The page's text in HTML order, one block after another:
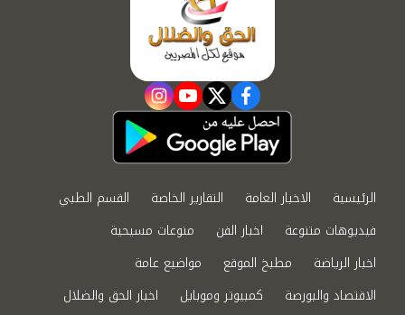
facebook
twitter
youtube
instagram
الرئيسية الاخبار العامة التقارير الخاصة
القسم الطبي
فيديوهات متنوعة
اخبار الفن
منوعات مسيحية
اخبار الرياضة
مطبخ الموقع
مواضيع عامة
الاقتصاد والبورصة
كمبيوتر وموبايل اخبار الحق والضلال